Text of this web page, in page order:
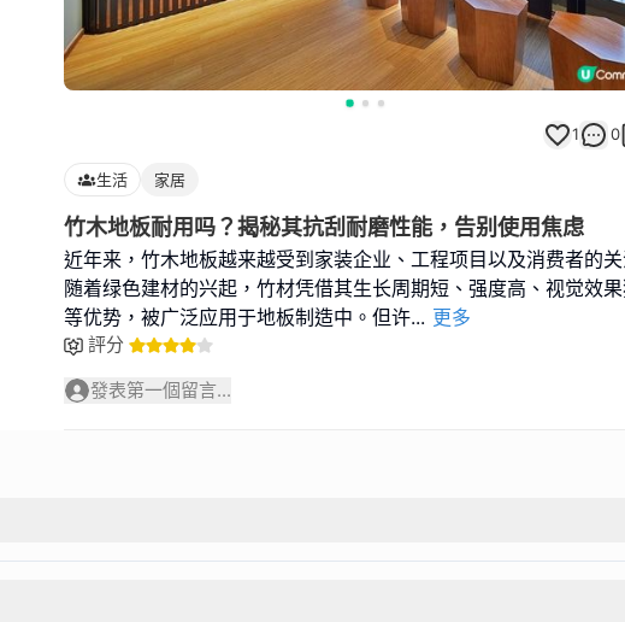
1 0
生活 家居
竹木地板耐用吗？揭秘其抗刮耐磨性能，告别使用焦虑
近年来，竹木地板越来越受到家装企业、工程项目以及消费者的关
随着绿色建材的兴起，竹材凭借其生长周期短、强度高、视觉效
等优势，被广泛应用于地板制造中。但许... 更多
評分
發表第一個留言...